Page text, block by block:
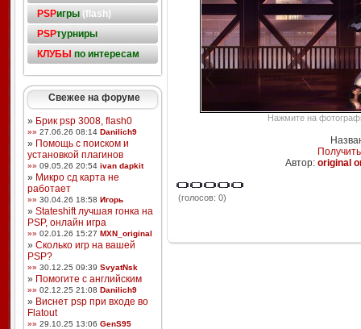
PSPигры(flash)
PSPтурниры
КЛУБЫ по интересам
Свежее на форуме
» Брик psp 3008, flash0
»» 27.06.26 08:14 Danilich9
» Помощь с поиском и
установкой плагинов
»» 09.05.26 20:54 ivan dapkit
» Микро сд карта не
работает
»» 30.04.26 18:58 Игорь
» Stateshift лучшая гонка на
PSP, онлайн игра
»» 02.01.26 15:27 MXN_original
» Сколько игр на вашей
PSP?
»» 30.12.25 09:39 SvyatNsk
» Помогите с английским
»» 02.12.25 21:08 Danilich9
» Виснет psp при входе во
Flatout
»» 29.10.25 13:06 GenS95
Нажмите на
Автор: original
(голосов: 0)